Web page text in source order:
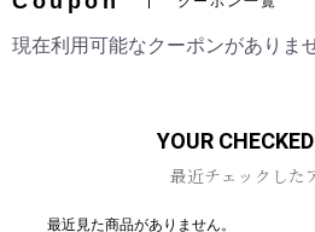
お買い物を続ける
現在利用可能なクーポンがありま
YOUR
最近チェックした
最近見た商品がありません。